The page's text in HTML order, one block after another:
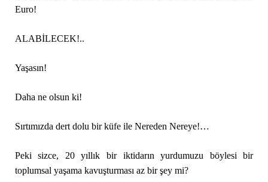
Euro!
ALABİLECEK!..
Yaşasın!
Daha ne olsun ki!
Sırtımızda dert dolu bir küfe ile Nereden Nereye!…
Peki sizce, 20 yıllık bir iktidarın yurdumuzu böylesi bir
toplumsal yaşama kavuşturması az bir şey mi?